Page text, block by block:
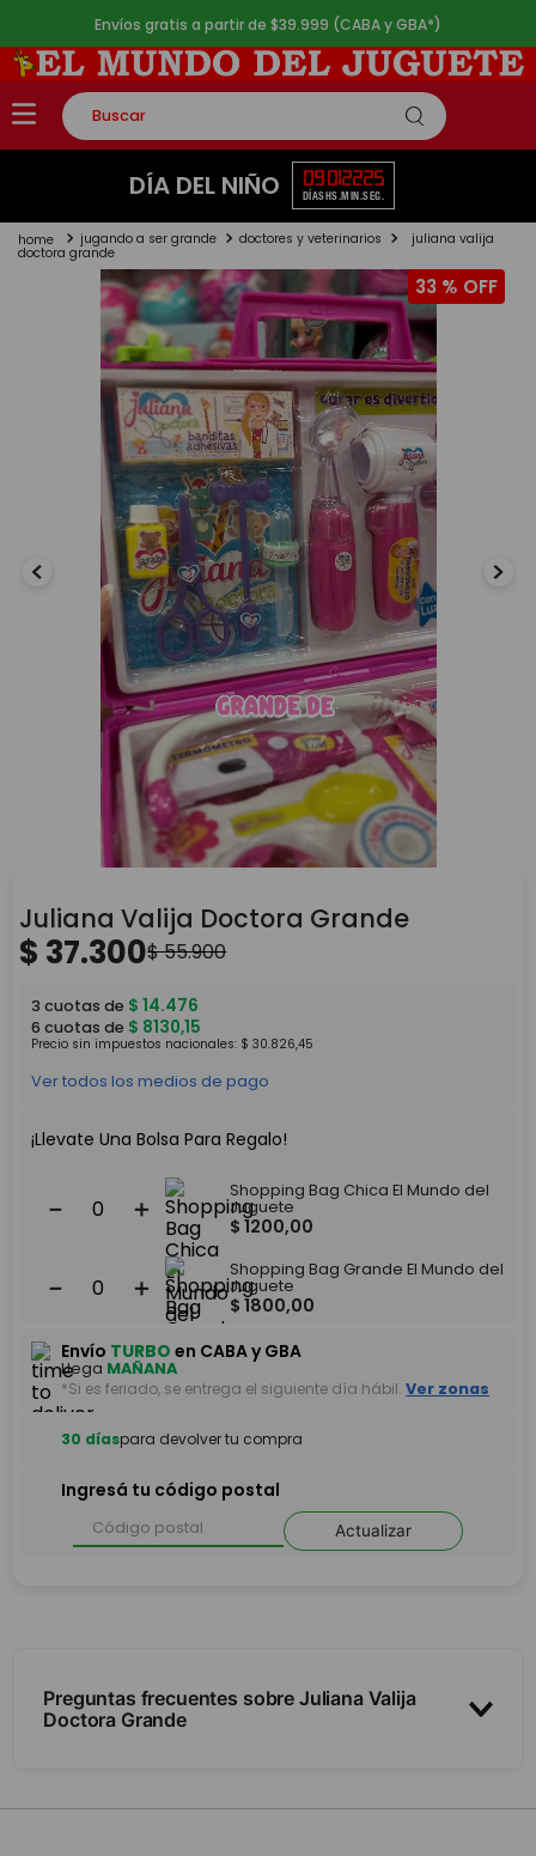
Envíos gratis a partir de $39.999 (CABA y GBA*)
Buscar
TÉRMINOS MÁS BUSCADOS
2.
lego
peluche
monopatin
toy story
DÍA DEL NIÑO 09
DÍAS
01
HS.
22
MIN.
25
SEG.
jugando a ser grande doctores y veterinarios juliana valija
doctora grande
33 %
Juliana Valija Doctora Grande
$ 37.300$55.900
3 cuotas de $ 14.476
6 cuotas de $ 8130,15
Precio sin impuestos nacionales: $ 30.826,45
Ver todos los medios de pago
¡Llevate Una Bolsa Para Regalo!
＋
－
Shopping Bag Chica El Mundo del
Juguete
$ 1200,00
＋
－
Shopping Bag Grande El Mundo del
Juguete
$ 1800,00
Envío TURBO en CABA y GBA
Llega MAÑANA
*Si es feriado, se entrega el siguiente día hábil. Ver zonas
30 díaspara devolver tu compra
Ingresá tu código postal
Actualizar
Preguntas frecuentes sobre Juliana Valija
Doctora Grande